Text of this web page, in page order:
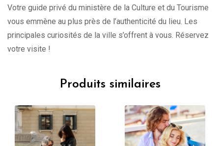
Votre guide privé du ministère de la Culture et du Tourisme
vous emmène au plus près de l’authenticité du lieu. Les
principales curiosités de la ville s’offrent à vous. Réservez
votre visite !
Produits similaires